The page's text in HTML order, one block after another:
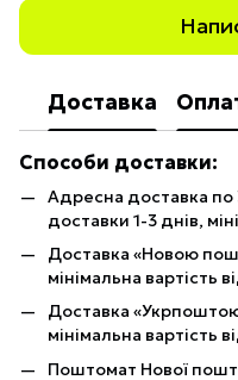
Доставка
Способи доставки:
Адресна доставка по
доставки 1-3 днів,
Доставка «Новою
мінімальна вартість
Доставка
мінімальна вартість
Поштомат Нової